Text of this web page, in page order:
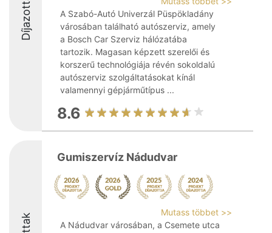
Díjazottak
A Szabó-Autó Univerzál Püspökladány
városában található autószerviz, amely
a Bosch Car Szerviz hálózatába
tartozik. Magasan képzett szerelői és
korszerű technológiája révén sokoldalú
autószerviz szolgáltatásokat kínál
valamennyi gépjárműtípus ...
8.6
Gumiszervíz Nádudvar
Mutass többet >>
A Nádudvar városában, a Csemete utca